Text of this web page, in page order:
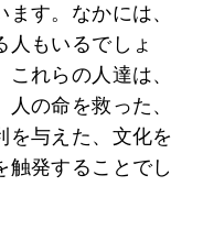
す。なかには、
人もいるでしょ
れらの人達は、
の命を救った、
を与えた、文化を
触発することでし